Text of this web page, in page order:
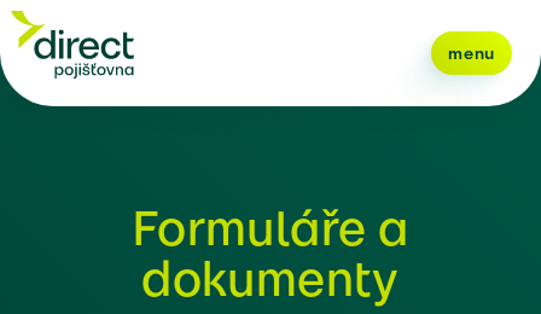
menu
Formuláře a
dokumenty